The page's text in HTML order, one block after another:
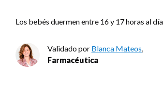
Los bebés duermen entre 16 y 17 horas al
Validado por Blanca Mateos,
Farmacéutica